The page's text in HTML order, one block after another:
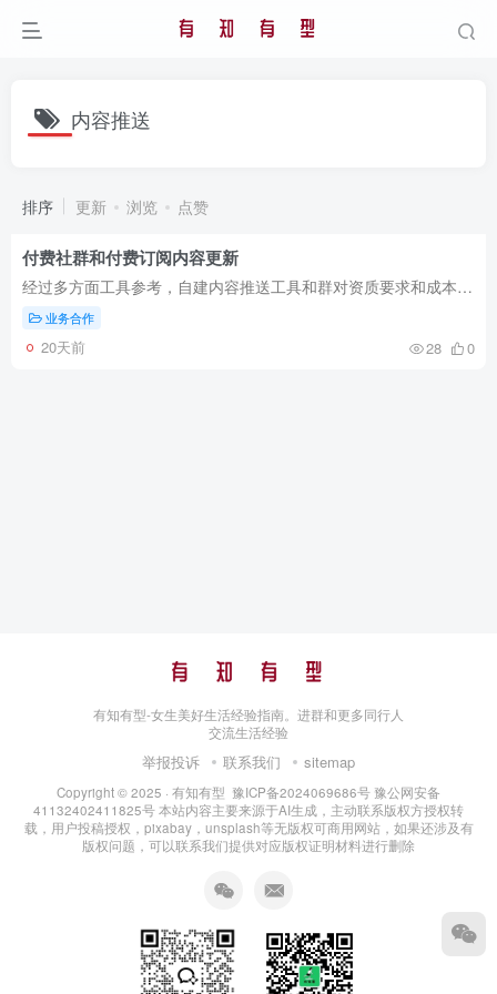
内容推送
排序 更新 浏览 点赞
付费社群和付费订阅内容更新
经过多方面工具参考，自建内容推送工具和群对资质要求和成本要求都比较高且服务体验未必好，基于此，选用了小报童作为付费订阅内容推送的服务工具，知识星球作为付费交流社群工具。 付费内容推...
业务合作
20天前 28 0
有知有型-女生美好生活经验指南。进群和更多同行人
交流生活经验
举报投诉 联系我们 sitemap
Copyright © 2025 · 有知有型 豫ICP备2024069686号 豫公网安备
41132402411825号本站内容主要来源于AI生成，主动联系版权方授权转
载，用户投稿授权，pixabay，unsplash等无版权可商用网站，如果还涉及有
版权问题，可以联系我们提供对应版权证明材料进行删除